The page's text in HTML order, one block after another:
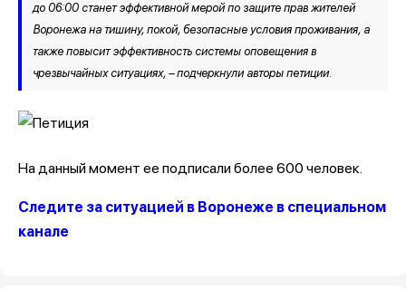
до 06:00 станет эффективной мерой по защите прав жителей
Воронежа на тишину, покой, безопасные условия проживания, а
также повысит эффективность системы оповещения в
чрезвычайных ситуациях, – подчеркнули авторы петиции.
На данный момент ее подписали более 600 человек.
Следите за ситуацией в Воронеже в специальном
канале